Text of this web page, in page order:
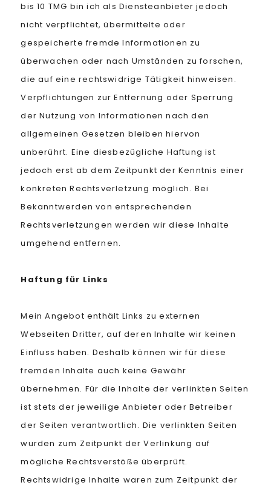
bis 10 TMG bin ich als Diensteanbieter jedoch
nicht verpflichtet, übermittelte oder
gespeicherte fremde Informationen zu
überwachen oder nach Umständen zu forschen,
die auf eine rechtswidrige Tätigkeit hinweisen.
Verpflichtungen zur Entfernung oder Sperrung
der Nutzung von Informationen nach den
allgemeinen Gesetzen bleiben hiervon
unberührt. Eine diesbezügliche Haftung ist
jedoch erst ab dem Zeitpunkt der Kenntnis einer
konkreten Rechtsverletzung möglich. Bei
Bekanntwerden von entsprechenden
Rechtsverletzungen werden wir diese Inhalte
umgehend entfernen.
Haftung für Links
Mein Angebot enthält Links zu externen
Webseiten Dritter, auf deren Inhalte wir keinen
Einfluss haben. Deshalb können wir für diese
fremden Inhalte auch keine Gewähr
übernehmen. Für die Inhalte der verlinkten Seiten
ist stets der jeweilige Anbieter oder Betreiber
der Seiten verantwortlich. Die verlinkten Seiten
wurden zum Zeitpunkt der Verlinkung auf
mögliche Rechtsverstöße überprüft.
Rechtswidrige Inhalte waren zum Zeitpunkt der